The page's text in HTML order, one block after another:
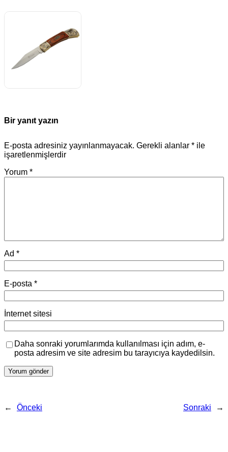
Bir yanıt yazın
E-posta adresiniz yayınlanmayacak. Gerekli alanlar * ile
işaretlenmişlerdir
Yorum *
Ad *
E-posta *
İnternet sitesi
Daha sonraki yorumlarımda kullanılması için adım, e-
posta adresim ve site adresim bu tarayıcıya kaydedilsin.
← Önceki Sonraki →